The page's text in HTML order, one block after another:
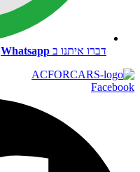
דברו איתנו ב Whatsapp
Facebook